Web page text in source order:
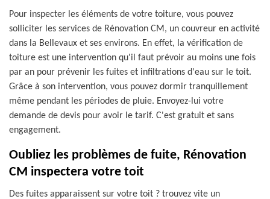
Pour inspecter les éléments de votre toiture, vous pouvez
solliciter les services de Rénovation CM, un couvreur en activité
dans la Bellevaux et ses environs. En effet, la vérification de
toiture est une intervention qu'il faut prévoir au moins une fois
par an pour prévenir les fuites et infiltrations d'eau sur le toit.
Grâce à son intervention, vous pouvez dormir tranquillement
même pendant les périodes de pluie. Envoyez-lui votre
demande de devis pour avoir le tarif. C'est gratuit et sans
engagement.
Oubliez les problèmes de fuite, Rénovation
CM inspectera votre toit
Des fuites apparaissent sur votre toit ? trouvez vite un